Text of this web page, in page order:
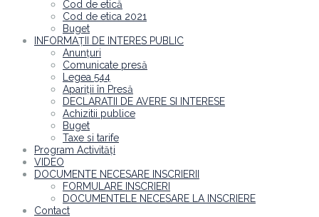
Cod de etică
Cod de etica 2021
Buget
INFORMAȚII DE INTERES PUBLIC
Anunțuri
Comunicate presă
Legea 544
Apariții în Presă
DECLARATII DE AVERE SI INTERESE
Achizitii publice
Buget
Taxe si tarife
Program Activități
VIDEO
DOCUMENTE NECESARE INSCRIERII
FORMULARE INSCRIERI
DOCUMENTELE NECESARE LA INSCRIERE
Contact